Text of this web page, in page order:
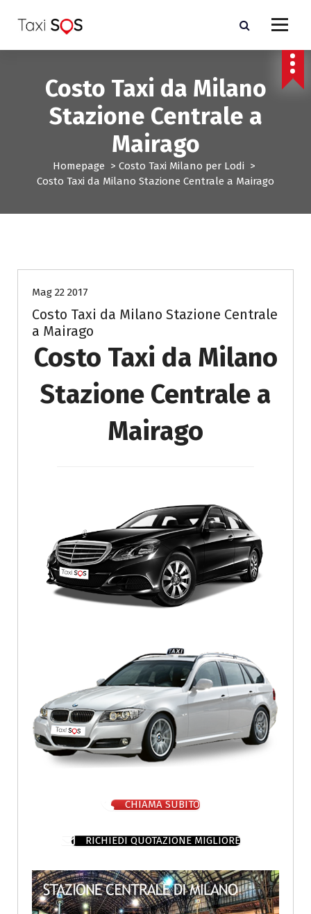
a
Costo Taxi da Milano
Stazione Centrale a
Mairago
Homepage > Costo Taxi Milano per Lodi >
Costo Taxi da Milano Stazione Centrale a Mairago
Mag 22 2017
Costo Taxi da Milano Stazione Centrale
a Mairago
Costo Taxi da Milano
Stazione Centrale a
Mairago
CHIAMA SUBITO
RICHIEDI QUOTAZIONE MIGLIORE